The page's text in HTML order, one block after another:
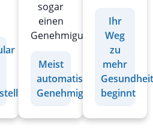
sogar
einen
Genehmigungsverzicht.
Meist
automatische
Genehmigung
Ihr
Weg
zu
mehr
Gesundheit
beginnt